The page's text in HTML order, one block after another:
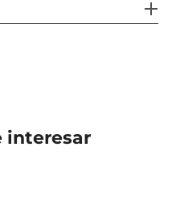
interesar